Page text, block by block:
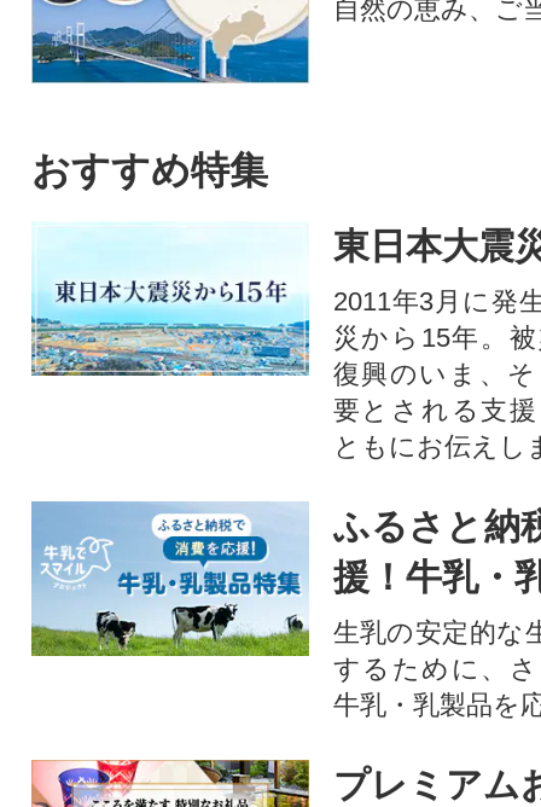
自然の恵み、ご
おすすめ特集
東日本大震
2011年3月に発
災から15年。
復興のいま、
要とされる支
ともにお伝えし
ふるさと納
援！牛乳・
生乳の安定的な
するために、
牛乳・乳製品を
プレミアム